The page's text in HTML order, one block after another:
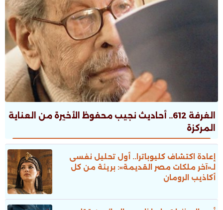
الغرفة 612.. أحاديث نجيب محفوظ الأخيرة من العناية
المركزة
إعادة اكتشاف كليوباترا.. أول تحليل نفسى
لـ«آخر ملكات مصر القديمة»: بريئة من كل
أكاذيب الرومان